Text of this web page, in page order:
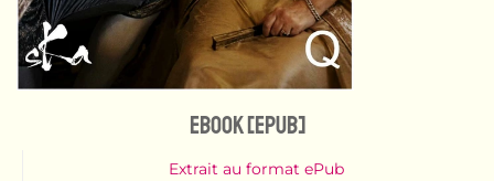
eBook [ePub]
Extrait au format ePub